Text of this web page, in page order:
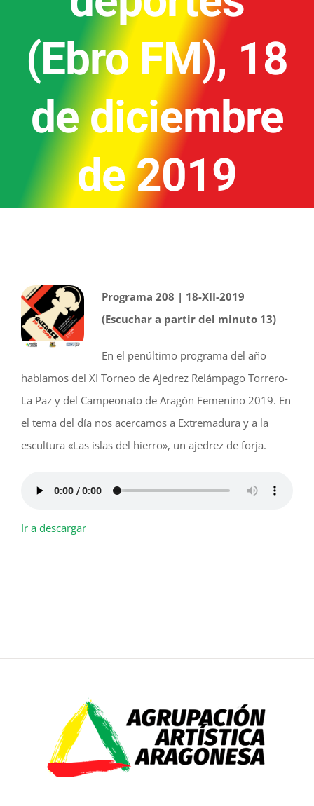
(Ebro FM), 18
de diciembre
de 2019
Programa 208 | 18-XII-2019
(Escuchar a partir del minuto 13)
En el penúltimo programa del año
hablamos del XI Torneo de Ajedrez Relámpago Torrero-
La Paz y del Campeonato de Aragón Femenino 2019. En
el tema del día nos acercamos a Extremadura y a la
escultura «Las islas del hierro», un ajedrez de forja.
Ir a descargar